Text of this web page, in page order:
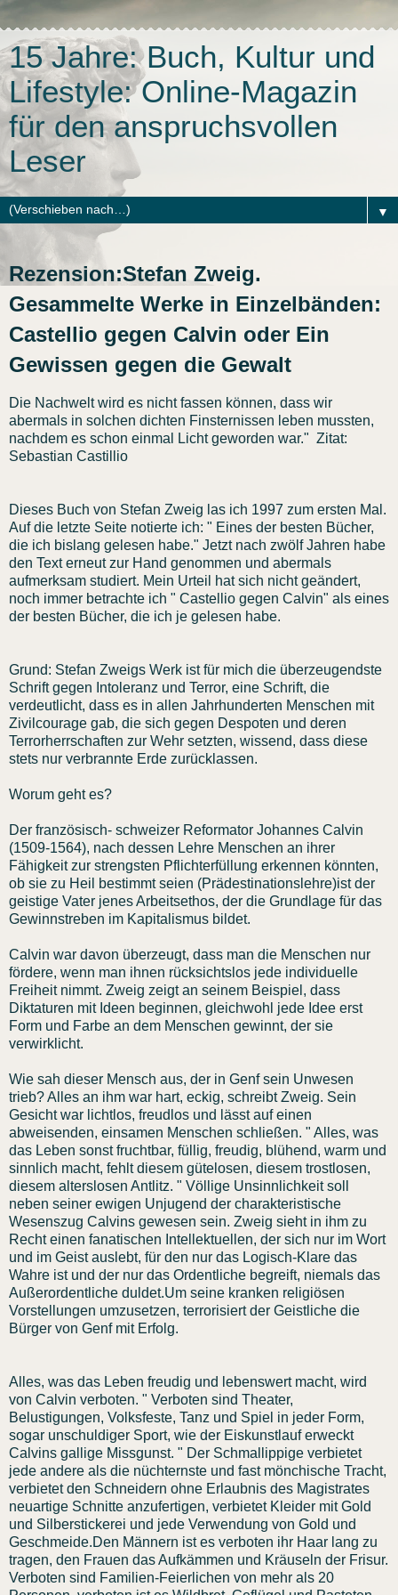
15 Jahre: Buch, Kultur und
Lifestyle: Online-Magazin
für den anspruchsvollen
Leser
▼
Rezension:Stefan Zweig.
Gesammelte Werke in Einzelbänden:
Castellio gegen Calvin oder Ein
Gewissen gegen die Gewalt
Die Nachwelt wird es nicht fassen können, dass wir
abermals in solchen dichten Finsternissen leben mussten,
nachdem es schon einmal Licht geworden war." Zitat:
Sebastian Castillio
Dieses Buch von Stefan Zweig las ich 1997 zum ersten Mal.
Auf die letzte Seite notierte ich: " Eines der besten Bücher,
die ich bislang gelesen habe." Jetzt nach zwölf Jahren habe
den Text erneut zur Hand genommen und abermals
aufmerksam studiert. Mein Urteil hat sich nicht geändert,
noch immer betrachte ich " Castellio gegen Calvin" als eines
der besten Bücher, die ich je gelesen habe.
Grund: Stefan Zweigs Werk ist für mich die überzeugendste
Schrift gegen Intoleranz und Terror, eine Schrift, die
verdeutlicht, dass es in allen Jahrhunderten Menschen mit
Zivilcourage gab, die sich gegen Despoten und deren
Terrorherrschaften zur Wehr setzten, wissend, dass diese
stets nur verbrannte Erde zurücklassen.
Worum geht es?
Der französisch- schweizer Reformator Johannes Calvin
(1509-1564), nach dessen Lehre Menschen an ihrer
Fähigkeit zur strengsten Pflichterfüllung erkennen könnten,
ob sie zu Heil bestimmt seien (Prädestinationslehre)ist der
geistige Vater jenes Arbeitsethos, der die Grundlage für das
Gewinnstreben im Kapitalismus bildet.
Calvin war davon überzeugt, dass man die Menschen nur
fördere, wenn man ihnen rücksichtslos jede individuelle
Freiheit nimmt. Zweig zeigt an seinem Beispiel, dass
Diktaturen mit Ideen beginnen, gleichwohl jede Idee erst
Form und Farbe an dem Menschen gewinnt, der sie
verwirklicht.
Wie sah dieser Mensch aus, der in Genf sein Unwesen
trieb? Alles an ihm war hart, eckig, schreibt Zweig. Sein
Gesicht war lichtlos, freudlos und lässt auf einen
abweisenden, einsamen Menschen schließen. " Alles, was
das Leben sonst fruchtbar, füllig, freudig, blühend, warm und
sinnlich macht, fehlt diesem gütelosen, diesem trostlosen,
diesem alterslosen Antlitz. " Völlige Unsinnlichkeit soll
neben seiner ewigen Unjugend der charakteristische
Wesenszug Calvins gewesen sein. Zweig sieht in ihm zu
Recht einen fanatischen Intellektuellen, der sich nur im Wort
und im Geist auslebt, für den nur das Logisch-Klare das
Wahre ist und der nur das Ordentliche begreift, niemals das
Außerordentliche duldet.Um seine kranken religiösen
Vorstellungen umzusetzen, terrorisiert der Geistliche die
Bürger von Genf mit Erfolg.
Alles, was das Leben freudig und lebenswert macht, wird
von Calvin verboten. " Verboten sind Theater,
Belustigungen, Volksfeste, Tanz und Spiel in jeder Form,
sogar unschuldiger Sport, wie der Eiskunstlauf erweckt
Calvins gallige Missgunst. " Der Schmallippige verbietet
jede andere als die nüchternste und fast mönchische Tracht,
verbietet den Schneidern ohne Erlaubnis des Magistrates
neuartige Schnitte anzufertigen, verbietet Kleider mit Gold
und Silberstickerei und jede Verwendung von Gold und
Geschmeide.Den Männern ist es verboten ihr Haar lang zu
tragen, den Frauen das Aufkämmen und Kräuseln der Frisur.
Verboten sind Familien-Feierlichen von mehr als 20